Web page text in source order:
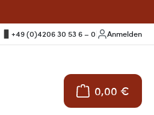
+49 (0)4206 30 53 6 – 0 Anmelden
0,00 €
Warenkorb